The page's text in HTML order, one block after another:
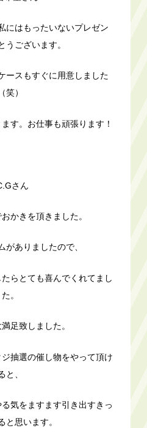
にはもったいないプレゼン
うございます。
ースもすぐに用意しました
（笑）
す。お仕事も頑張ります！
さん
かきを頂きました。
がありましたので、
らとても喜んでくれてまし
た。
足致しました。
抽選の催し物をやって頂け
と、
気をますます引き出すきっ
と思います。